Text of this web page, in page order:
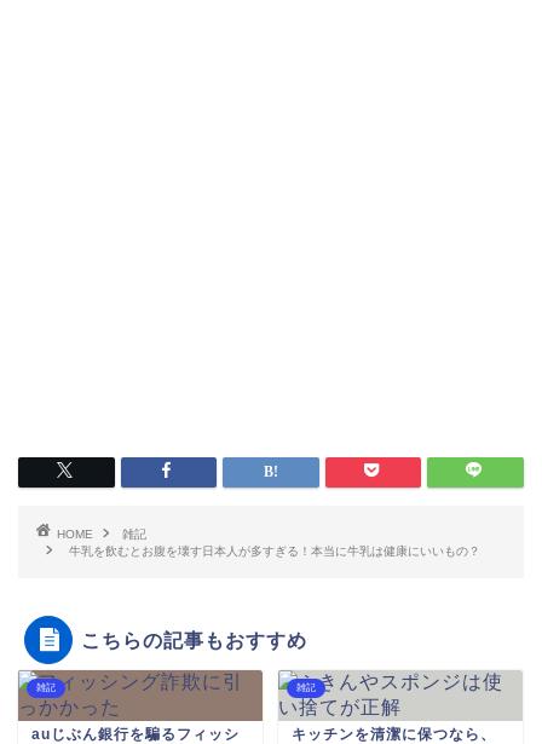
HOME
雑記
牛乳を飲むとお腹を壊す日本人が多すぎる！本当に牛乳は健康にいいもの？
こちらの記事もおすすめ
雑記
auじぶん銀行を騙るフィッシ
雑記
キッチンを清潔に保つなら、